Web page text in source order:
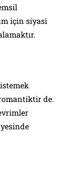
için siyasi
de.